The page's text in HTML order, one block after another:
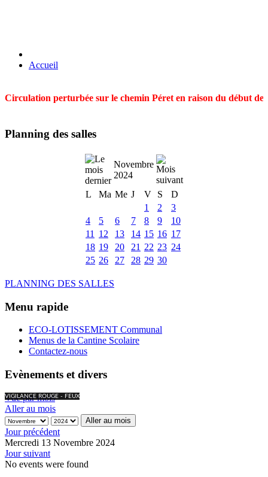
Accueil
Circulation perturbée sur le chemin Péret en raison du début
Planning des salles
Novembre
2024
L
Ma Me J V S
D
1
2
3
4
5 6 7 8 9
10
11
12 13 14 15 16 17
18 19 20 21 22 23 24
25 26 27 28 29 30
PLANNING DES SALLES
Menu rapide
ECO-LOTISSEMENT Communal
Menus de la Cantine Scolaire
Contactez-nous
Evènements et divers
VIGILANCE ROUGE - FEUX
Vue par mois
Aller au mois
Aller au mois
Jour précédent
Mercredi 13 Novembre 2024
Jour suivant
No events were found